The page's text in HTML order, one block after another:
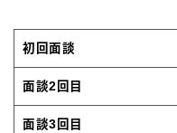
初回面談
面談2回目
面談3回目